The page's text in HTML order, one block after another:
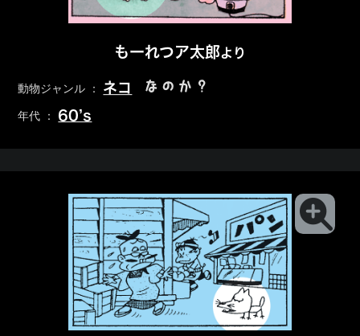
もーれつア太郎より
動物ジャンル ： ネコ なのか？
年代 ： 60’s